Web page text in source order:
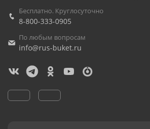
Бесплатно. Круглосуточно
8-800-333-0905
По любым вопросам
info@rus-buket.ru